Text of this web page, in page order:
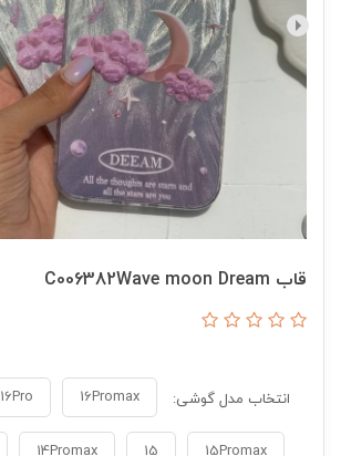
قاب C006382Wave moon Dream
انتخاب مدل گوشی: 16Promax
16Pro
15Promax
15
14Promax